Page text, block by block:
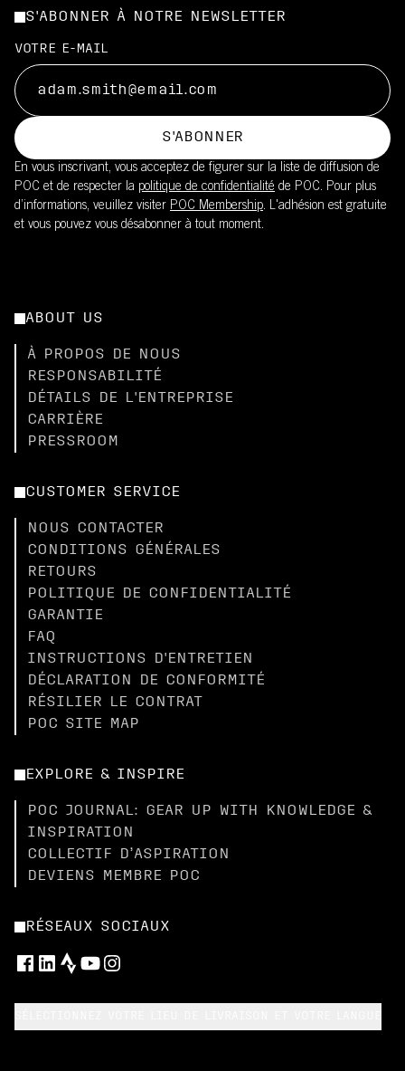
S'ABONNER À NOTRE NEWSLETTER
VOTRE E-MAIL
S'ABONNER
En vous inscrivant, vous acceptez de figurer sur la liste de diffusion de
POC et de respecter la politique de confidentialité de POC. Pour plus
d’informations, veuillez visiter POC Membership. L'adhésion est gratuite
et vous pouvez vous désabonner à tout moment.
ABOUT US
À PROPOS DE NOUS
RESPONSABILITÉ
DÉTAILS DE L'ENTREPRISE
CARRIÈRE
PRESSROOM
CUSTOMER SERVICE
NOUS CONTACTER
CONDITIONS GÉNÉRALES
RETOURS
POLITIQUE DE CONFIDENTIALITÉ
GARANTIE
FAQ
INSTRUCTIONS D'ENTRETIEN
DÉCLARATION DE CONFORMITÉ
RÉSILIER LE CONTRAT
POC SITE MAP
EXPLORE & INSPIRE
POC JOURNAL: GEAR UP WITH KNOWLEDGE &
INSPIRATION
COLLECTIF D’ASPIRATION
DEVIENS MEMBRE POC
RÉSEAUX SOCIAUX